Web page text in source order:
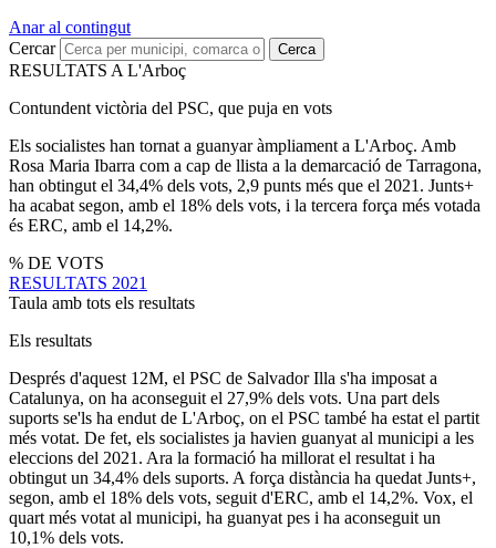
Anar al contingut
Cercar
Cerca
RESULTATS A L'Arboç
Contundent victòria del PSC, que puja en vots
Els socialistes han tornat a guanyar àmpliament a L'Arboç. Amb
Rosa Maria Ibarra com a cap de llista a la demarcació de Tarragona,
han obtingut el 34,4% dels vots, 2,9 punts més que el 2021. Junts+
ha acabat segon, amb el 18% dels vots, i la tercera força més votada
és ERC, amb el 14,2%.
% DE VOTS
RESULTATS 2021
Taula amb tots els resultats
Els resultats
Després d'aquest 12M, el PSC de Salvador Illa s'ha imposat a
Catalunya, on ha aconseguit el 27,9% dels vots. Una part dels
suports se'ls ha endut de L'Arboç, on el PSC també ha estat el partit
més votat. De fet, els socialistes ja havien guanyat al municipi a les
eleccions del 2021. Ara la formació ha millorat el resultat i ha
obtingut un 34,4% dels suports. A força distància ha quedat Junts+,
segon, amb el 18% dels vots, seguit d'ERC, amb el 14,2%. Vox, el
quart més votat al municipi, ha guanyat pes i ha aconseguit un
10,1% dels vots.